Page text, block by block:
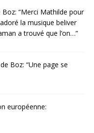
Boz: “Merci Mathilde pour
la musique beliver
a trouvé que l’on…”
Boz: “Une page se
européenne: